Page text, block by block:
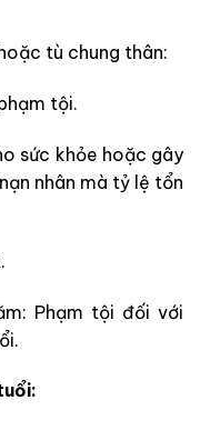
tù chung thân:
tội.
sức khỏe hoặc gây
nhân mà tỷ lệ tổn
Phạm tội đối với